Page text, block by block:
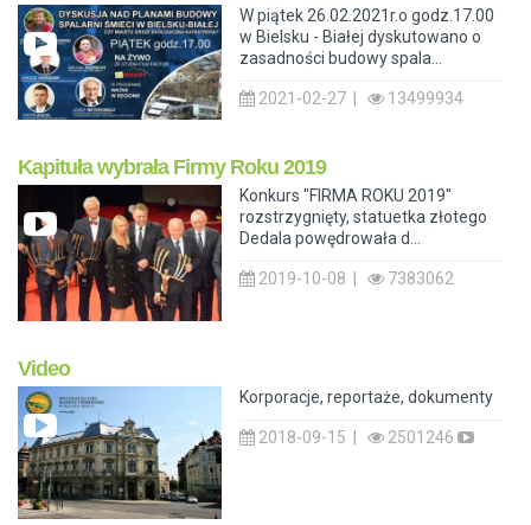
W piątek 26.02.2021r.o godz.17.00
w Bielsku - Białej dyskutowano o
zasadności budowy spala...
2021-02-27 | 13499934
Kapituła wybrała Firmy Roku 2019
Konkurs "FIRMA ROKU 2019"
rozstrzygnięty, statuetka złotego
Dedala powędrowała d...
2019-10-08 | 7383062
Video
Korporacje, reportaże, dokumenty
2018-09-15 | 2501246